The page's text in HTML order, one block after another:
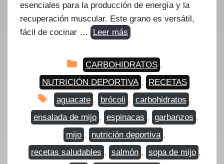
esenciales para la producción de energía y la
recuperación muscular. Este grano es versátil,
fácil de cocinar …
Leer más
Categorías
CARBOHIDRATOS ,
NUTRICIÓN DEPORTIVA ,
RECETAS
Etiquetas
aguacate , brócoli , carbohidratos ,
ensalada de mijo , espinacas , garbanzos ,
mijo , nutrición deportiva ,
recetas saludables , salmón , sopa de mijo ,